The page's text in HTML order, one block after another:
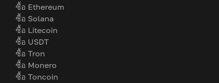
ซื้อ Ethereum
ซื้อ Solana
ซื้อ Litecoin
ซื้อ USDT
ซื้อ Tron
ซื้อ Monero
ซื้อ Toncoin